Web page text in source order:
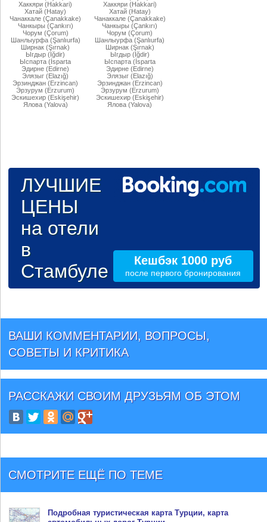
Хаккяри (Hakkari)
Хатай (Hatay)
Чанаккале (Çanakkake)
Чанкыры (Çankırı)
Чорум (Çorum)
Шанлыурфа (Şanlıurfa)
Ширнак (Şırnak)
Ыгдыр (Iğdir)
Ыспарта (İsparta
Эдирне (Edirne)
Элязыг (Elazığ)
Эрзинджан (Erzincan)
Эрзурум (Erzurum)
Эскишехир (Eskişehir)
Ялова (Yalova)
Хаккяри (Hakkari)
Хатай (Hatay)
Чанаккале (Çanakkake)
Чанкыры (Çankırı)
Чорум (Çorum)
Шанлыурфа (Şanlıurfa)
Ширнак (Şırnak)
Ыгдыр (Iğdir)
Ыспарта (İsparta
Эдирне (Edirne)
Элязыг (Elazığ)
Эрзинджан (Erzincan)
Эрзурум (Erzurum)
Эскишехир (Eskişehir)
Ялова (Yalova)
ЛУЧШИЕ
ЦЕНЫ
на отели
в
Стамбуле
Кешбэк 1000 руб
после первого бронирования
ВАШИ КОММЕНТАРИИ, ВОПРОСЫ,
СОВЕТЫ И КРИТИКА
РАССКАЖИ СВОИМ ДРУЗЬЯМ ОБ ЭТОМ
СМОТРИТЕ ЕЩЁ ПО ТЕМЕ
Подробная туристическая карта Турции, карта